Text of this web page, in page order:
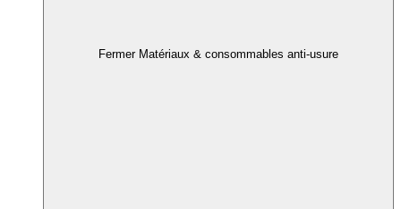
Fermer Matériaux & consommables anti-usure